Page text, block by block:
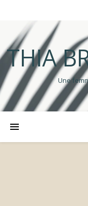
THIA
Une